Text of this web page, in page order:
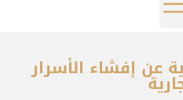
عن إفشاء الأسرار